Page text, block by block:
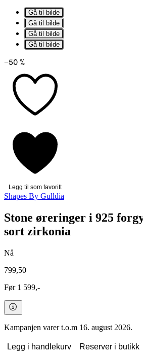
Gå til bilde
Gå til bilde
Gå til bilde
Gå til bilde
−50 %
Legg til som favoritt
Shapes By Gulldia
Stone øreringer i 925
sort zirkonia
Nå
799,50
Før 1 599,-
Kampanjen varer t.o.m 16. august 2026.
Legg i handlekurv Reserver i butikk